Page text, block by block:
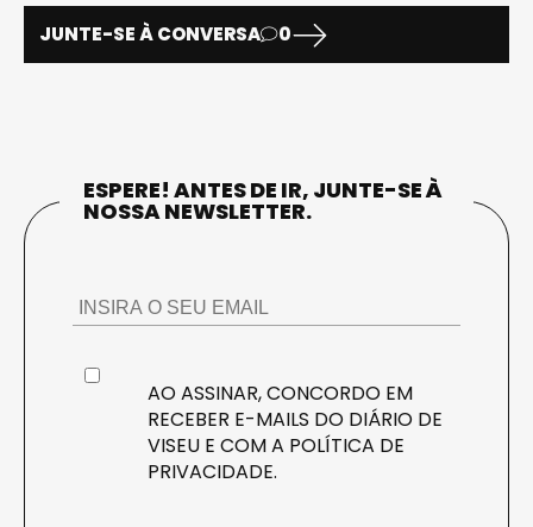
JUNTE-SE À CONVERSA 0
ESPERE! ANTES DE IR, JUNTE-SE À
NOSSA NEWSLETTER.
AO ASSINAR, CONCORDO EM
RECEBER E-MAILS DO DIÁRIO DE
VISEU E COM A POLÍTICA DE
PRIVACIDADE.